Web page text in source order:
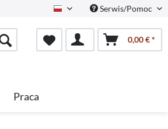
Polish Serwis/Pomoc
0,00 € *
Praca